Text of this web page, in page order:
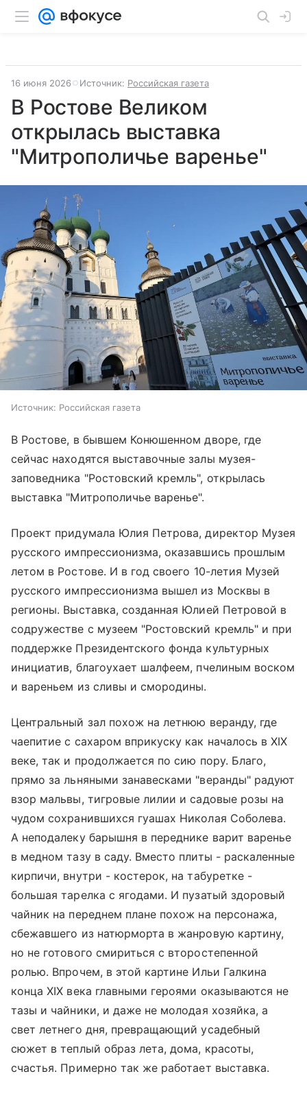
16 июня 2026 Источник: Российская газета
В Ростове Великом
открылась выставка
"Митрополичье варенье"
Источник: Российская газета
В Ростове, в бывшем Конюшенном дворе, где
сейчас находятся выставочные залы музея-
заповедника "Ростовский кремль", открылась
выставка "Митрополичье варенье".
Проект придумала Юлия Петрова, директор Музея
русского импрессионизма, оказавшись прошлым
летом в Ростове. И в год своего 10-летия Музей
русского импрессионизма вышел из Москвы в
регионы. Выставка, созданная Юлией Петровой в
содружестве с музеем "Ростовский кремль" и при
поддержке Президентского фонда культурных
инициатив, благоухает шалфеем, пчелиным воском
и вареньем из сливы и смородины.
Центральный зал похож на летнюю веранду, где
чаепитие с сахаром вприкуску как началось в XIX
веке, так и продолжается по сию пору. Благо,
прямо за льняными занавесками "веранды" радуют
взор мальвы, тигровые лилии и садовые розы на
чудом сохранившихся гуашах Николая Соболева.
А неподалеку барышня в переднике варит варенье
в медном тазу в саду. Вместо плиты - раскаленные
кирпичи, внутри - костерок, на табуретке -
большая тарелка с ягодами. И пузатый здоровый
чайник на переднем плане похож на персонажа,
сбежавшего из натюрморта в жанровую картину,
но не готового смириться с второстепенной
ролью. Впрочем, в этой картине Ильи Галкина
конца XIX века главными героями оказываются не
тазы и чайники, и даже не молодая хозяйка, а
свет летнего дня, превращающий усадебный
сюжет в теплый образ лета, дома, красоты,
счастья. Примерно так же работает выставка.